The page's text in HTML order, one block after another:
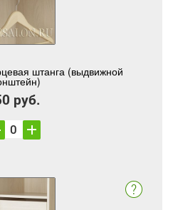
штанга (выдвижной
руб.